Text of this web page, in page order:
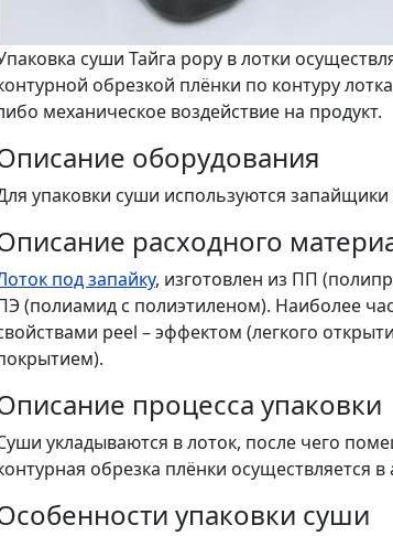
суши Тайга рору в лотки
обрезкой плёнки по контуру
механическое воздействие на продукт.
оборудования
упаковки суши используются запайщики
расходного
под запайку, изготовлен из ПП
(полиамид с полиэтиленом). Наиболее
peel – эффектом (легкого
процесса упаковки
укладываются в лоток, после чего
обрезка плёнки осуществляется
упаковки суши